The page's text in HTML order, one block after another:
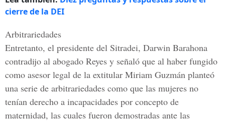
cierre de la DEI
Arbitrariedades
Entretanto, el presidente del Sitradei, Darwin Barahona
contradijo al abogado Reyes y señaló que al haber fungido
como asesor legal de la extitular Miriam Guzmán planteó
una serie de arbitrariedades como que las mujeres no
tenían derecho a incapacidades por concepto de
maternidad, las cuales fueron demostradas ante las